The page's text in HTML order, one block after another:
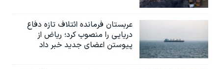
عربستان فرمانده ائتلاف تازه دفاع
دریایی را منصوب کرد؛ ریاض از
پیوستن اعضای جدید خبر داد